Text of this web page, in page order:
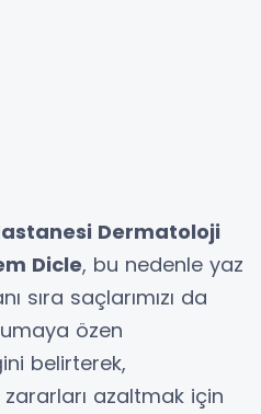
Dermatoloji
Dicle, bu nedenle yaz
sıra saçlarımızı da
özen
belirterek,
zararları azaltmak için